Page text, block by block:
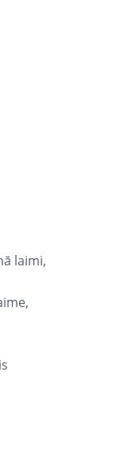
laimi,